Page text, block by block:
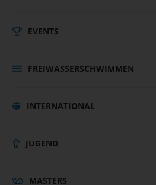
EVENTS
FREIWASSERSCHWIMMEN
INTERNATIONAL
JUGEND
MASTERS